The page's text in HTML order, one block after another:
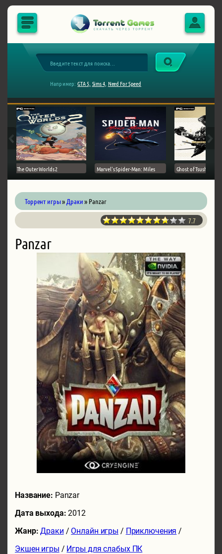
Например: GTA 5, Sims 4, Need For Speed
The Outer Worlds 2 Marvel's Spider-Man: Miles Ghost of Tsushima на
Торрент игры» Драки» Panzar
7.7
Panzar
Название: Panzar
Дата выхода:2012
Жанр: Драки / Онлайн игры / Приключения /
Экшен игры / Игры для слабых ПК